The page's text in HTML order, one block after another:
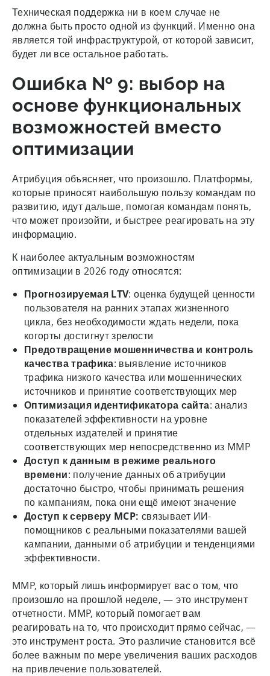
Техническая поддержка ни в коем случае не
должна быть просто одной из функций. Именно она
является той инфраструктурой, от которой зависит,
будет ли все остальное работать.
Ошибка № 9: выбор на
основе функциональных
возможностей вместо
оптимизации
Атрибуция объясняет, что произошло. Платформы,
которые приносят наибольшую пользу командам по
развитию, идут дальше, помогая командам понять,
что может произойти, и быстрее реагировать на эту
информацию.
К наиболее актуальным возможностям
оптимизации в 2026 году относятся:
Прогнозируемая LTV: оценка будущей ценности
пользователя на ранних этапах жизненного
цикла, без необходимости ждать недели, пока
когорты достигнут зрелости
Предотвращение мошенничества и контроль
качества трафика: выявление источников
трафика низкого качества или мошеннических
источников и принятие соответствующих мер
Оптимизация идентификатора сайта: анализ
показателей эффективности на уровне
отдельных издателей и принятие
соответствующих мер непосредственно из MMP
Доступ к данным в режиме реального
времени: получение данных об атрибуции
достаточно быстро, чтобы принимать решения
по кампаниям, пока они ещё имеют значение
Доступ к серверу MCP: связывает ИИ-
помощников с реальными показателями вашей
кампании, данными об атрибуции и тенденциями
эффективности.
MMP, который лишь информирует вас о том, что
произошло на прошлой неделе, — это инструмент
отчетности. MMP, который помогает вам
реагировать на то, что происходит прямо сейчас, —
это инструмент роста. Это различие становится всё
более важным по мере увеличения ваших расходов
на привлечение пользователей.